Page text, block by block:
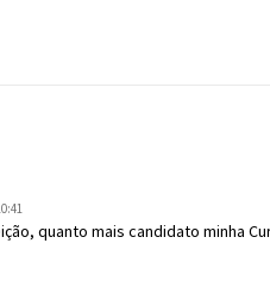
quanto mais candidato minha